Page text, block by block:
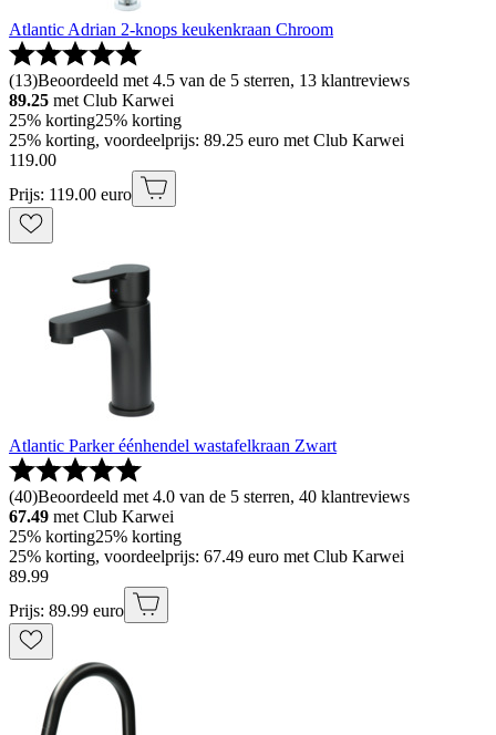
Atlantic Adrian 2-knops keukenkraan Chroom
(13)Beoordeeld met 4.5 van de 5 sterren, 13 klantreviews
89.25 met Club Karwei
25% korting25% korting
25% korting, voordeelprijs: 89.25 euro met Club Karwei
119.00
Prijs: 119.00 euro
Atlantic Parker éénhendel wastafelkraan Zwart
(40)Beoordeeld met 4.0 van de 5 sterren, 40 klantreviews
67.49 met Club Karwei
25% korting25% korting
25% korting, voordeelprijs: 67.49 euro met Club Karwei
89.99
Prijs: 89.99 euro